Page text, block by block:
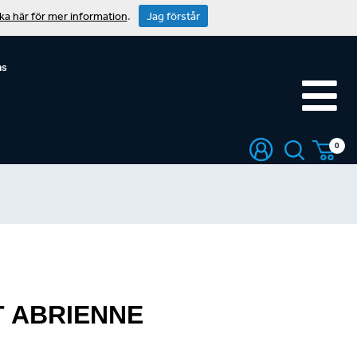
0
ABRIENNE
här för mer information. Jag förstår